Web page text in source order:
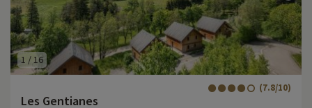
1 /16
Les Gentianes
(7.8/10)